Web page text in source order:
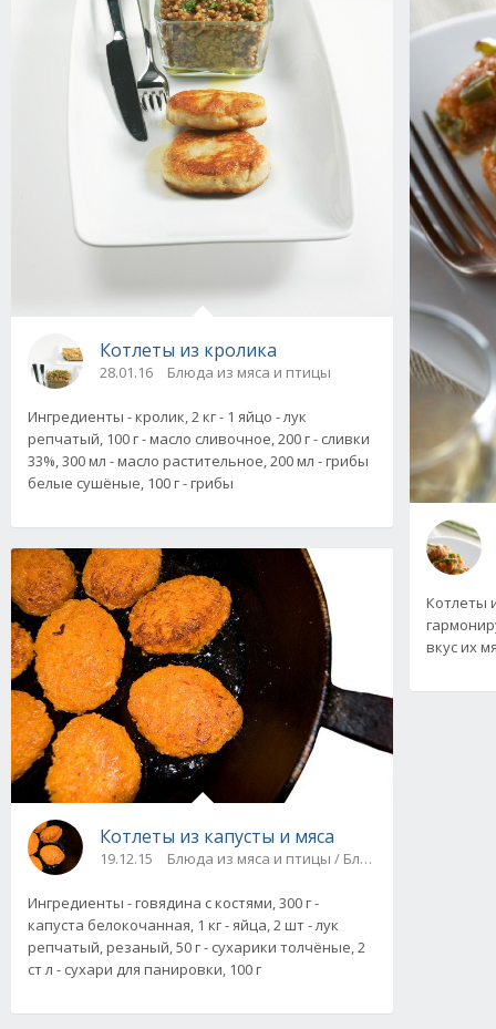
Котлеты из кролика
28.01.16 Блюда из мяса и птицы
Ингредиенты - кролик, 2 кг - 1 яйцо - лук
репчатый, 100 г - масло сливочное, 200 г - сливки
33%, 300 мл - масло растительное, 200 мл - грибы
белые сушёные, 100 г - грибы
Котлеты из капусты и мяса
19.12.15 Блюда из мяса и птицы / Блюда из овощей,
Ингредиенты - говядина с костями, 300 г -
капуста белокочанная, 1 кг - яйца, 2 шт - лук
репчатый, резаный, 50 г - сухарики толчёные, 2
ст л - сухари для панировки, 100 г
Котлеты
вкус их